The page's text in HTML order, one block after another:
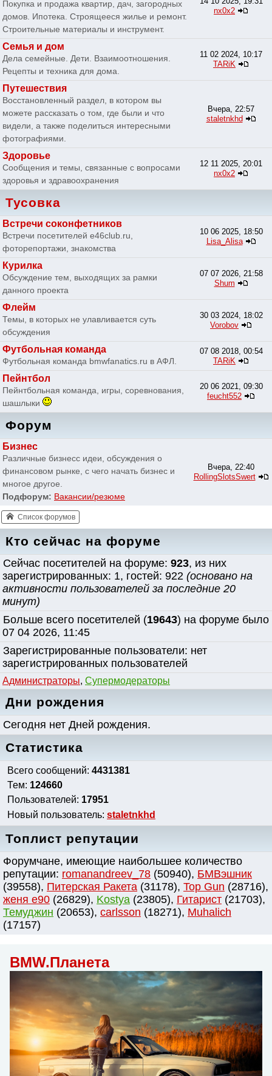
Кто сейчас на форуме
Сейчас посетителей на форуме: 923, из них
зарегистрированных: 1, гостей: 922 (основано на
активности пользователей за последние 20
минут)
Больше всего посетителей (19643) на форуме было
07 04 2026, 11:45
Зарегистрированные пользователи: нет
зарегистрированных пользователей
Администраторы, Супермодераторы
Дни рождения
Сегодня нет Дней рождения.
Статистика
Всего сообщений: 4431381
Тем: 124660
Пользователей: 17951
Новый пользователь: staletnkhd
Топлист репутации
Форумчане, имеющие наибольшее количество
репутации: romanandreev_78 (50940), БМВэшник
(39558), Питерская Ракета (31178), Top Gun (28716),
женя e90 (26829), Kostya (23805), Гитарист (21703),
Темуджин (20653), сarlsson (18271), Muhalich
(17157)
BMW.Планета
Покупка и продажа квартир, дач, загородных
домов. Ипотека. Строящееся жилье и ремонт.
Строительные материалы и инструмент.
nx0x2
Семья и дом
Дела семейные. Дети. Взаимоотношения.
Рецепты и техника для дома.
11 02 2024, 10:17
TARiK
Путешествия
Восстановленный раздел, в котором вы
можете рассказать о том, где были и что
видели, а также поделиться интересными
фотографиями.
Вчера, 22:57
staletnkhd
Здоровье
Сообщения и темы, связанные с вопросами
здоровья и здравоохранения
12 11 2025, 20:01
nx0x2
Тусовка
Встречи соконфетников
Встречи посетителей e46club.ru,
фоторепортажи, знакомства
10 06 2025, 18:50
Lisa_Alisa
Курилка
Обсуждение тем, выходящих за рамки
данного проекта
07 07 2026, 21:58
Shum
Флейм
Темы, в которых не улавливается суть
обсуждения
30 03 2024, 18:02
Vorobov
Футбольная команда
Футбольная команда bmwfanatics.ru в АФЛ.
07 08 2018, 00:54
TARiK
Пейнтбол
Пейнтбольная команда, игры, соревнования,
шашлыки
20 06 2021, 09:30
feucht552
Форум
Бизнес
Различные бизнесс идеи, обсуждения о
финансовом рынке, с чего начать бизнес и
многое другое.
Подфорум: Вакансии/резюме
Вчера, 22:40
RollingSlotsSwert
Список форумов